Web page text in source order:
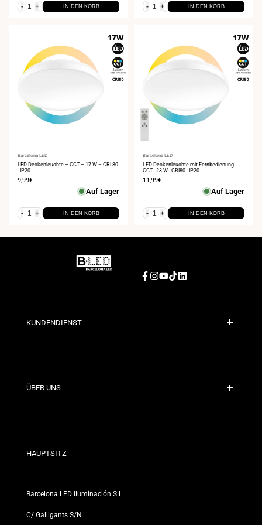
- + IN DEN KORB - + IN DEN KORB
Anbieter:
Barcelona LED
LED-Deckenleuchte – CCT – 17 W – CRI 80
- IP20
Verkaufspreis
9,99€
Auf Lager
- + IN DEN KORB
Anbieter:
Barcelona LED
LED-Deckenleuchte mit Fernbedienung -
CCT - 23 W - CRI80 - IP20
Verkaufspreis
11,99€
Auf Lager
- + IN DEN KORB
Facebook
Instagram
YouTube
TikTokLinkedIn
KUNDENDIENST
Kontakt
ÜBER UNS
Unsere Geschäfte
HAUPTSITZ
Barcelona LED Iluminación S.L
C/ Galligants S/N